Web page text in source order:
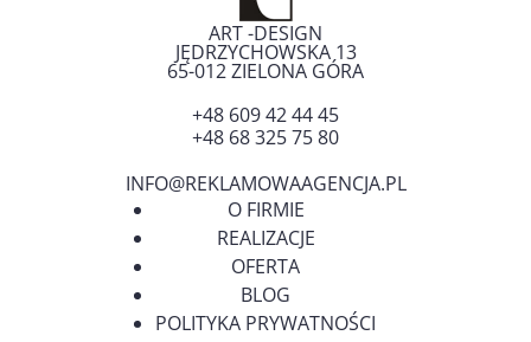
ART -DESIGN
JĘDRZYCHOWSKA 13
65-012ZIELONA GÓRA
+48 609 42 44 45
+48 68 325 75 80
INFO@REKLAMOWAAGENCJA.PL
O FIRMIE
REALIZACJE
OFERTA
BLOG
POLITYKA PRYWATNOŚCI